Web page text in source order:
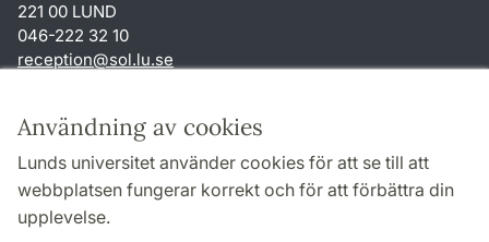
Användning av cookies
Lunds universitet använder cookies för att se till att
webbplatsen fungerar korrekt och för att förbättra din
upplevelse.
221 00 LUND
046-222 32 10
reception@sol.lu.se
Genvägar
Om webbplatsen och cookies
Behandling av personuppgifter
Tillgänglighetsredogörelse